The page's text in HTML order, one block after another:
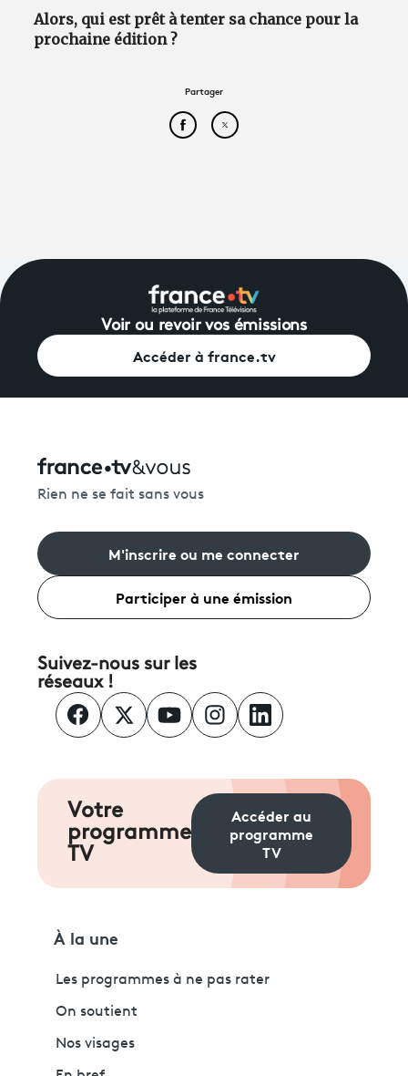
Alors, qui est prêt à tenter sa chance pour la
prochaine édition ?
Partager
Partager cet article sur
Partager cet article sur
Voir ou revoir vos émissions
Accéder à france.tv
Rien ne se fait sans vous
M'inscrire ou me connecter
Participer à une émission
Suivez-nous sur les
réseaux !
Votre
programme
TV
Accéder au
programme
TV
À la une
Les programmes à ne pas rater
On soutient
Nos visages